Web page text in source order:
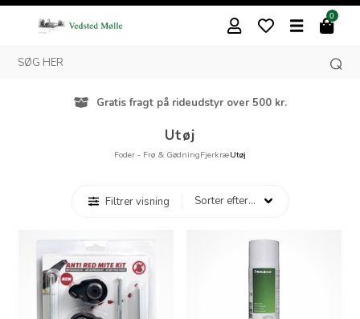
0
Gratis fragt på rideudstyr over 500 kr.
Utøj
Foder - Frø & GødningFjerkræUtøj
Filtrer visning